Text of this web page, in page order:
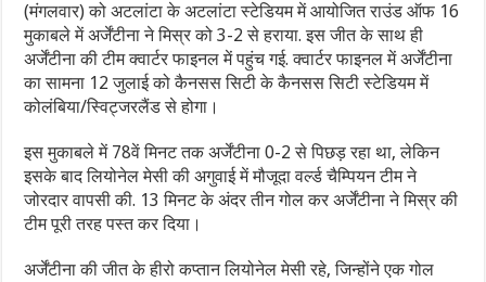
(मंगलवार) को अटलांटा के अटलांटा स्टेडियम में आयोजित राउंड ऑफ 16
मुकाबले में अर्जेंटीना ने मिस्र को 3-2 से हराया. इस जीत के साथ ही
अर्जेंटीना की टीम क्वार्टर फाइनल में पहुंच गई. क्वार्टर फाइनल में अर्जेंटीना
का सामना 12 जुलाई को कैनसस सिटी के कैनसस सिटी स्टेडियम में
कोलंबिया/स्विट्जरलैंड से होगा।
इस मुकाबले में 78वें मिनट तक अर्जेंटीना 0-2 से पिछड़ रहा था, लेकिन
इसके बाद लियोनेल मेसी की अगुवाई में मौजूदा वर्ल्ड चैम्पियन टीम ने
जोरदार वापसी की. 13 मिनट के अंदर तीन गोल कर अर्जेंटीना ने मिस्र की
टीम पूरी तरह पस्त कर दिया।
अर्जेंटीना की जीत के हीरो कप्तान लियोनेल मेसी रहे, जिन्होंने एक गोल